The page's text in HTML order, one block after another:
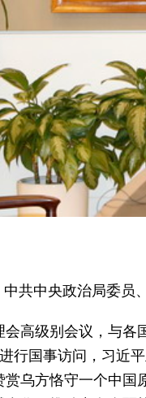
共中央政治局委员
高级别会议，与
行国事访问，习近
乌方恪守一个中